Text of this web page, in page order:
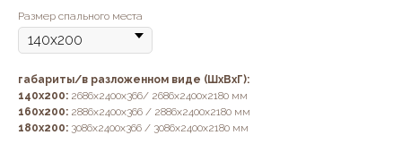
Размер спального места
габариты/в разложенном виде (ШхВхГ):
140х200: 2686х2400х366/ 2686х2400х2180 мм
160х200: 2886х2400х366 / 2886х2400х2180 мм
180х200: 3086х2400х366 / 3086х2400х2180 мм